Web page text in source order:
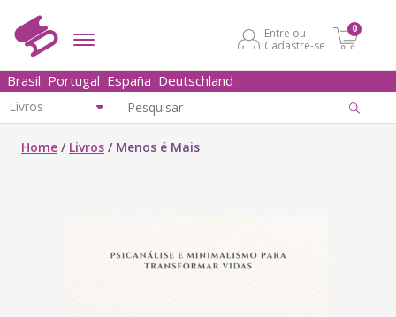
Entre ou
Cadastre-se
0
Brasil Portugal España Deutschland
Home / Livros / Menos é Mais